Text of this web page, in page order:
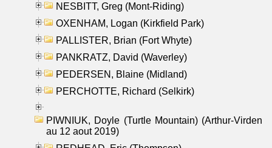
NESBITT, Greg (Mont-Riding)
OXENHAM, Logan (Kirkfield Park)
PALLISTER, Brian (Fort Whyte)
PANKRATZ, David (Waverley)
PEDERSEN, Blaine (Midland)
PERCHOTTE, Richard (Selkirk)
PIWNIUK, Doyle (Turtle Mountain) (Arthur-Virden
au 12 aout 2019)